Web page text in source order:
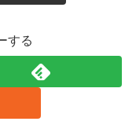
する